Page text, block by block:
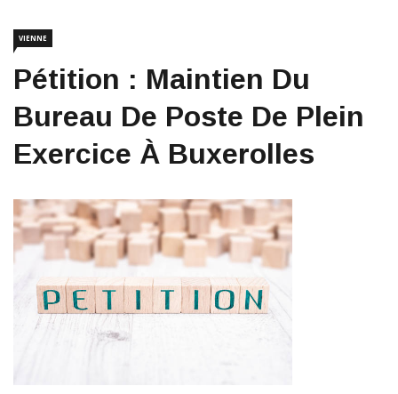
VIENNE
Pétition : Maintien Du
Bureau De Poste De Plein
Exercice À Buxerolles